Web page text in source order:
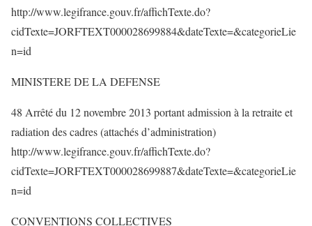
http://www.legifrance.gouv.fr/affichTexte.do?
cidTexte=JORFTEXT000028699884&dateTexte=&categorieLie
n=id
MINISTERE DE LA DEFENSE
48 Arrêté du 12 novembre 2013 portant admission à la retraite et
radiation des cadres (attachés d’administration)
http://www.legifrance.gouv.fr/affichTexte.do?
cidTexte=JORFTEXT000028699887&dateTexte=&categorieLie
n=id
CONVENTIONS COLLECTIVES